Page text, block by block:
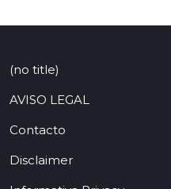
(no title)
AVISO LEGAL
Contacto
Disclaimer